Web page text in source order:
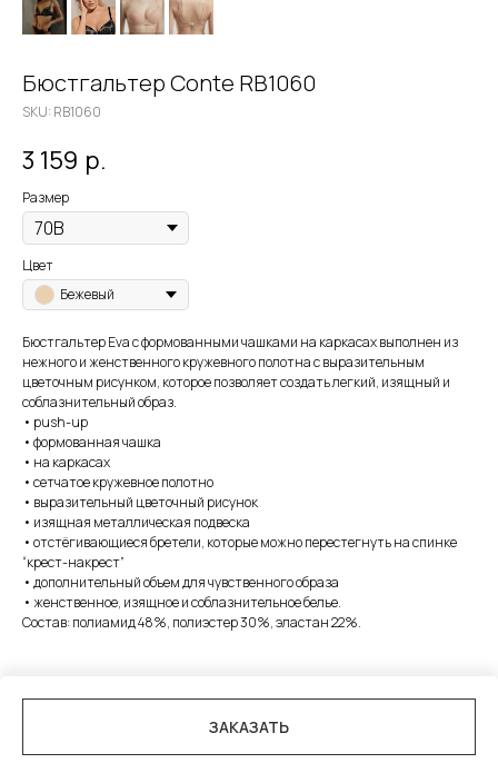
Бюстгальтер Conte RB1060
SKU: RB1060
3 159 р.
Размер
Цвет
Бежевый
ЗАКАЗАТЬ
Бюстгальтер Eva c формованными чашками на каркасах выполнен из
нежного и женственного кружевного полотна с выразительным
цветочным рисунком, которое позволяет создать легкий, изящный и
соблазнительный образ.
• push-up
• формованная чашка
• на каркасах
• сетчатое кружевное полотно
• выразительный цветочный рисунок
• изящная металлическая подвеска
• отстёгивающиеся бретели, которые можно перестегнуть на спинке
“крест-накрест”
• дополнительный объем для чувственного образа
• женственное, изящное и соблазнительное белье.
Состав: полиамид 48%, полиэстер 30%, эластан 22%.
Made on Tilda